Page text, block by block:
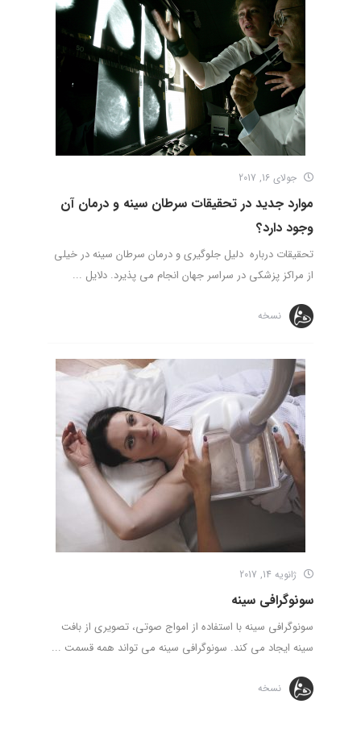
جولای 16, 2017
موارد جدید در تحقیقات سرطان سینه و درمان آن
وجود دارد؟
تحقیقات درباره دلیل جلوگیری و درمان سرطان سینه در خیلی
از مراکز پزشکی در سراسر جهان انجام می پذیرد. دلایل ...
نسخه
ژانویه 14, 2017
سونوگرافی سینه
سونوگرافی سینه با استفاده از امواج صوتی، تصویری از بافت
سینه ایجاد می کند. سونوگرافی سینه می تواند همه قسمت ...
نسخه